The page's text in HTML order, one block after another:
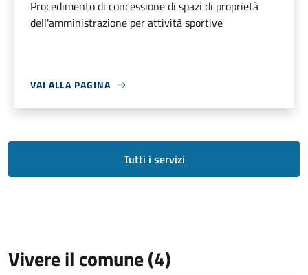
Procedimento di concessione di spazi di proprietà
dell'amministrazione per attività sportive
VAI ALLA PAGINA
Tutti i servizi
Vivere il comune (4)